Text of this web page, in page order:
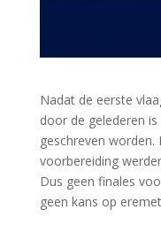
Nadat de eerste
door de gelederen
geschreven worden.
voorbereiding
Dus geen finales
geen kans op